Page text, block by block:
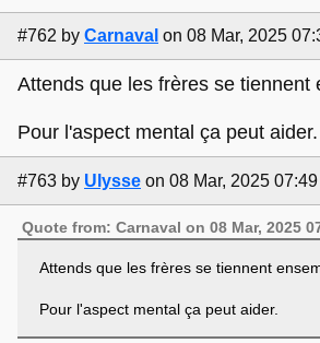
#762 by Carnaval on 08 Mar, 2025
Attends que les frères se tiennent
Pour l'aspect mental ça peut aider.
#763 by Ulysse on 08 Mar, 2025 07:49
Quote from: Carnaval on 08 Mar, 2025
Attends que les frères se tiennent
Pour l'aspect mental ça peut aider.